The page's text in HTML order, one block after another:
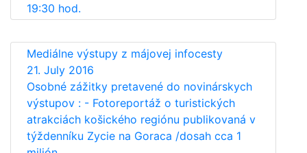
19:30 hod.
Mediálne výstupy z májovej infocesty
21. July 2016
Osobné zážitky pretavené do novinárskych
výstupov : - Fotoreportáž o turistických
atrakciách košického regiónu publikovaná v
týždenníku Zycie na Goraca /dosah cca 1